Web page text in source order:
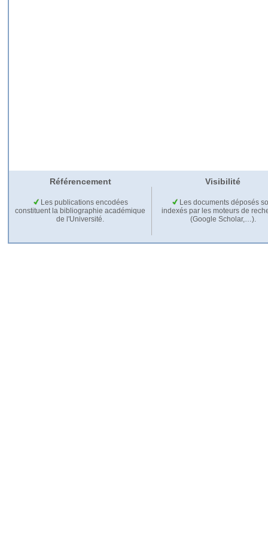
Référencement Visibilité
Les publications encodées
constituent la bibliographie académique
de l'Université.
Les documents déposés
indexés par les moteurs de
(Google Scholar,…).